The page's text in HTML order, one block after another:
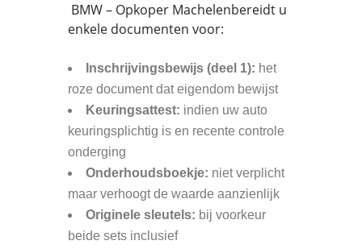
BMW – Opkoper Machelenbereidt u
enkele documenten voor:
Inschrijvingsbewijs (deel 1): het
roze document dat eigendom bewijst
Keuringsattest: indien uw auto
keuringsplichtig is en recente controle
onderging
Onderhoudsboekje: niet verplicht
maar verhoogt de waarde aanzienlijk
Originele sleutels: bij voorkeur
beide sets inclusief